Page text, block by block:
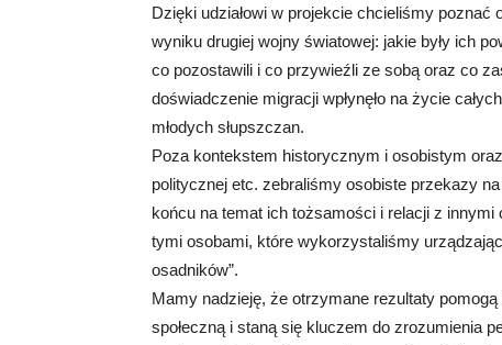
Dzięki udziałowi w projekcie chcieliśmy
wyniku drugiej wojny światowej: jakie były ich
co pozostawili i co przywieźli ze sobą oraz co
doświadczenie migracji wpłynęło na życie
młodych słupszczan.
Poza kontekstem historycznym i osobistym
politycznej etc. zebraliśmy osobiste przekazy
końcu na temat ich tożsamości i relacji z
tymi osobami, które wykorzystaliśmy
osadników”.
Mamy nadzieję, że otrzymane rezultaty
społeczną i staną się kluczem do zrozumienia